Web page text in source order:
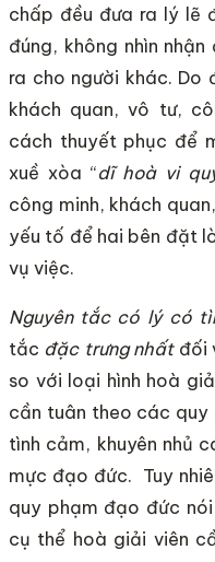
chấp đều đưa ra lý lẽ
đúng, không nhìn
ra cho người khác. Do
khách quan, vô tư,
cách thuyết phục để
xuề xòa “dĩ hoà vi
công minh, khách
yếu tố để hai bên đặt
vụ việc.
Nguyên tắc có lý có
tắc đặc trưng nhấtđối
so với loại hình hoà
cần tuân theo các
tình cảm, khuyên nhủ
mực đạo đức. Tuy
quy phạm đạo đức
cụ thể hoà giải viên